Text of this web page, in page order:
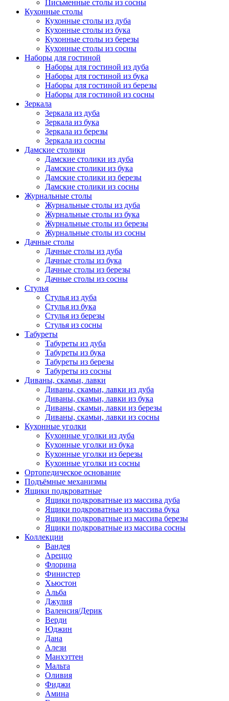
Письменные столы из сосны
Кухонные столы
Кухонные столы из дуба
Кухонные столы из бука
Кухонные столы из березы
Кухонные столы из сосны
Наборы для гостиной
Наборы для гостиной из дуба
Наборы для гостиной из бука
Наборы для гостиной из березы
Наборы для гостиной из сосны
Зеркала
Зеркала из дуба
Зеркала из бука
Зеркала из березы
Зеркала из сосны
Дамские столики
Дамские столики из дуба
Дамские столики из бука
Дамские столики из березы
Дамские столики из сосны
Журнальные столы
Журнальные столы из дуба
Журнальные столы из бука
Журнальные столы из березы
Журнальные столы из сосны
Дачные столы
Дачные столы из дуба
Дачные столы из бука
Дачные столы из березы
Дачные столы из сосны
Стулья
Стулья из дуба
Стулья из бука
Стулья из березы
Стулья из сосны
Табуреты
Табуреты из дуба
Табуреты из бука
Табуреты из березы
Табуреты из сосны
Диваны, скамьи, лавки
Диваны, скамьи, лавки из дуба
Диваны, скамьи, лавки из бука
Диваны, скамьи, лавки из березы
Диваны, скамьи, лавки из сосны
Кухонные уголки
Кухонные уголки из дуба
Кухонные уголки из бука
Кухонные уголки из березы
Кухонные уголки из сосны
Ортопедическое основание
Подъёмные механизмы
Ящики подкроватные
Ящики подкроватные из массива дуба
Ящики подкроватные из массива бука
Ящики подкроватные из массива березы
Ящики подкроватные из массива сосны
Коллекции
Вандея
Ареццо
Флорина
Финистер
Хьюстон
Альба
Джулия
Валенсия/Дерик
Верди
Юджин
Дана
Алези
Манхэттен
Мальта
Оливия
Фиджи
Амина